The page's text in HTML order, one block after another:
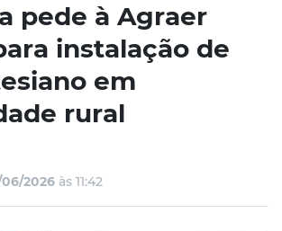
pede à Agraer
instalação de
em
rural
2026 às 11:42